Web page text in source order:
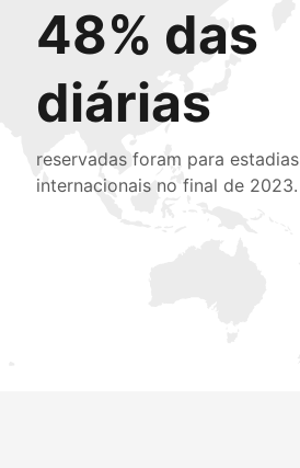
48% das
diárias
reservadas foram para estadias
internacionais no final de 2023.